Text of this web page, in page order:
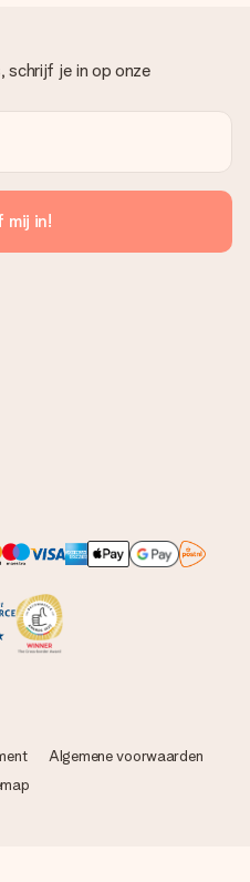
schrijf je in op onze
mij in!
Algemene voorwaarden